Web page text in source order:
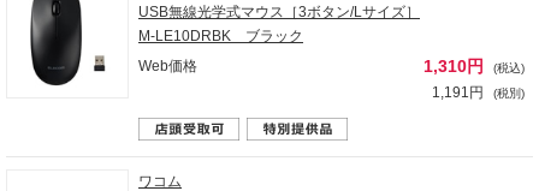
USB無線光学式マウス［3ボタン/Lサイズ］
M-LE10DRBK ブラック
Web価格
1,310円 (税込)
1,191円 (税別)
ワコム